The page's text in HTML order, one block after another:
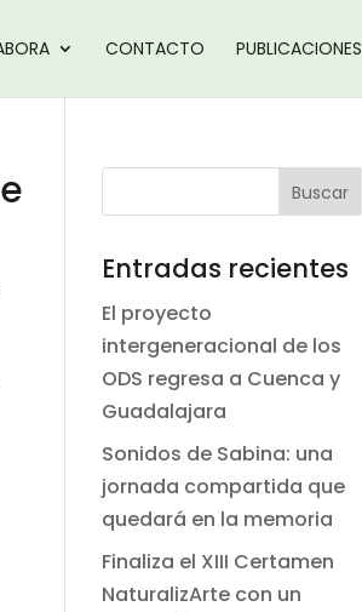
CONTACTO PUBLICACIONES
Entradas recientes
El proyecto
intergeneracional de los
ODS regresa a Cuenca y
Guadalajara
Sonidos de Sabina: una
jornada compartida que
quedará en la memoria
Finaliza el XIII Certamen
NaturalizArte con un